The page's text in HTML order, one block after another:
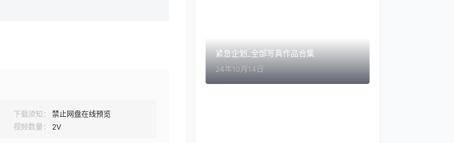
下载须知：
禁止网盘在线预览
视频数量： 2V
紧急企划_全部写真作品合集
24年10月14日